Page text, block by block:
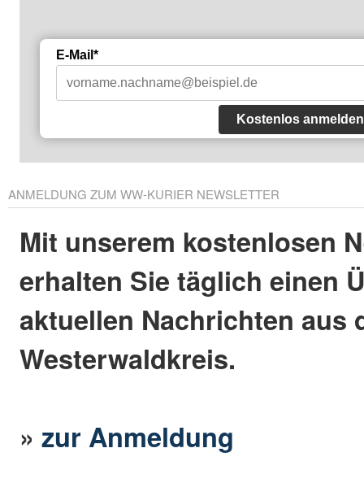
E-Mail*
Kostenlos anmelden
ANMELDUNG ZUM WW-KURIER NEWSLETTER
Mit unserem kostenlosen
erhalten Sie täglich einen
aktuellen Nachrichten aus
Westerwaldkreis.
»zur Anmeldung